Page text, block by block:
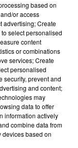
based on
or access
advertising; Create
select personalised
content
or combinations
services; Create
personalised
security, prevent and
and content;
may
data to offer
information actively
combine data from
devices based on